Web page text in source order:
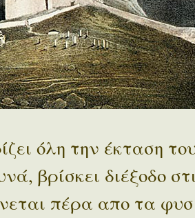
όλη την έκταση
βρίσκει διέξοδο
πέρα απο τα